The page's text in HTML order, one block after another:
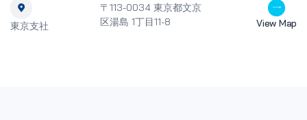
東京支社
〒113-0034 東京都文京
区湯島 1丁目11-8
View Map